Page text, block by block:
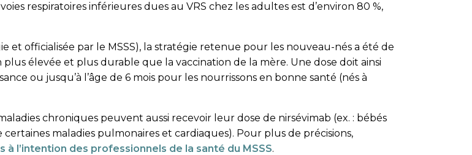
respiratoires inférieures dues au VRS chez les adultes est d’environ 80 %,
et officialisée par le MSSS), la stratégie retenue pour les nouveau-nés a été de
élevée et plus durable que la vaccination de la mère. Une dose doit ainsi
ou jusqu’à l’âge de 6 mois pour les nourrissons en bonne santé (nés à
chroniques peuvent aussi recevoir leur dose de nirsévimab (ex. : bébés
maladies pulmonaires et cardiaques). Pour plus de précisions,
à l’intention des professionnels de la santé du MSSS.